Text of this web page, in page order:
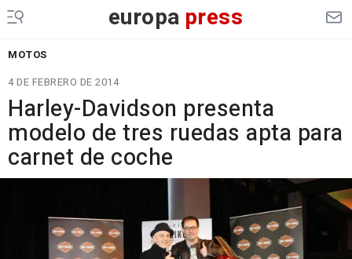
europa press
MOTOS
4 DE FEBRERO DE 2014
Harley-Davidson presenta
modelo de tres ruedas apta para
carnet de coche